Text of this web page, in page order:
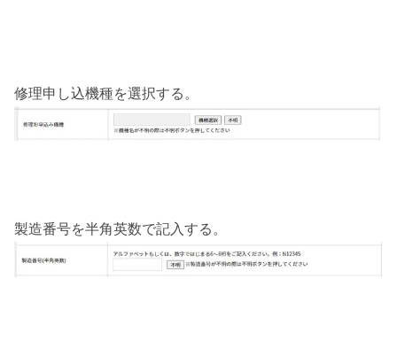
修理申し込機種を選択する。
製造番号を半角英数で記入する。